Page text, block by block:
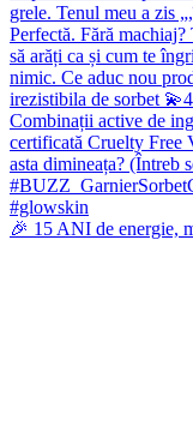
🎉 15 ANI de energie,